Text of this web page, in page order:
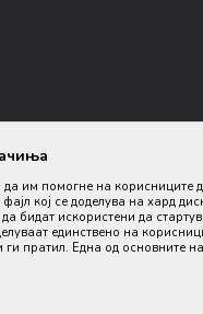
на слики и цени, но
да им помогне на корисниците
кој се доделува на хард
бидат искористени да
единствено на
пратил. Една од основните